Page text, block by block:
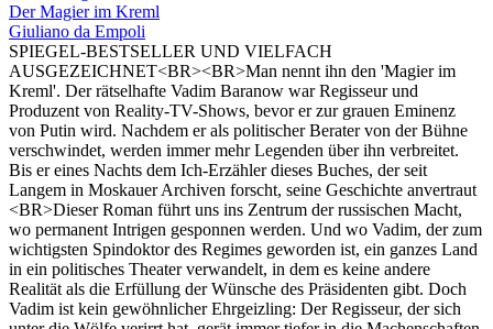
Der Magier im Kreml
Giuliano da Empoli
SPIEGEL-BESTSELLER UND VIELFACH
AUSGEZEICHNET<BR><BR>Man nennt ihn den 'Magier im
Kreml'. Der rätselhafte Vadim Baranow war Regisseur und
Produzent von Reality-TV-Shows, bevor er zur grauen Eminenz
von Putin wird. Nachdem er als politischer Berater von der Bühne
verschwindet, werden immer mehr Legenden über ihn verbreitet.
Bis er eines Nachts dem Ich-Erzähler dieses Buches, der seit
Langem in Moskauer Archiven forscht, seine Geschichte anvertraut
<BR>Dieser Roman führt uns ins Zentrum der russischen Macht,
wo permanent Intrigen gesponnen werden. Und wo Vadim, der zum
wichtigsten Spindoktor des Regimes geworden ist, ein ganzes Land
in ein politisches Theater verwandelt, in dem es keine andere
Realität als die Erfüllung der Wünsche des Präsidenten gibt. Doch
Vadim ist kein gewöhnlicher Ehrgeizling: Der Regisseur, der sich